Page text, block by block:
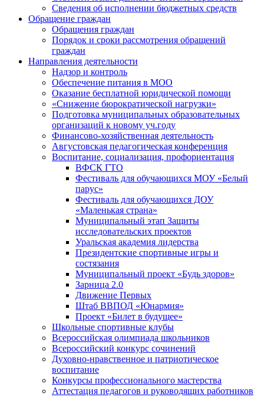
Сведения об исполнении бюджетных средств
Обращение граждан
Обращения граждан
Порядок и сроки рассмотрения обращений
граждан
Направления деятельности
Надзор и контроль
Обеспечение питания в МОО
Оказание бесплатной юридической помощи
«Снижение бюрократической нагрузки»
Подготовка муниципальных образовательных
организаций к новому уч.году
Финансово-хозяйственная деятельность
Августовская педагогическая конференция
Воспитание, социализация, профориентация
ВФСК ГТО
Фестиваль для обучающихся МОУ «Белый
парус»
Фестиваль для обучающихся ДОУ
«Маленькая страна»
Муниципальный этап Защиты
исследовательских проектов
Уральская академия лидерства
Президентские спортивные игры и
состязания
Муниципальный проект «Будь здоров»
Зарница 2.0
Движение Первых
Штаб ВВПОД «Юнармия»
Проект «Билет в будущее»
Школьные спортивные клубы
Всероссийская олимпиада школьников
Всероссийский конкурс сочинений
Духовно-нравственное и патриотическое
воспитание
Конкурсы профессионального мастерства
Аттестация педагогов и руководящих работников